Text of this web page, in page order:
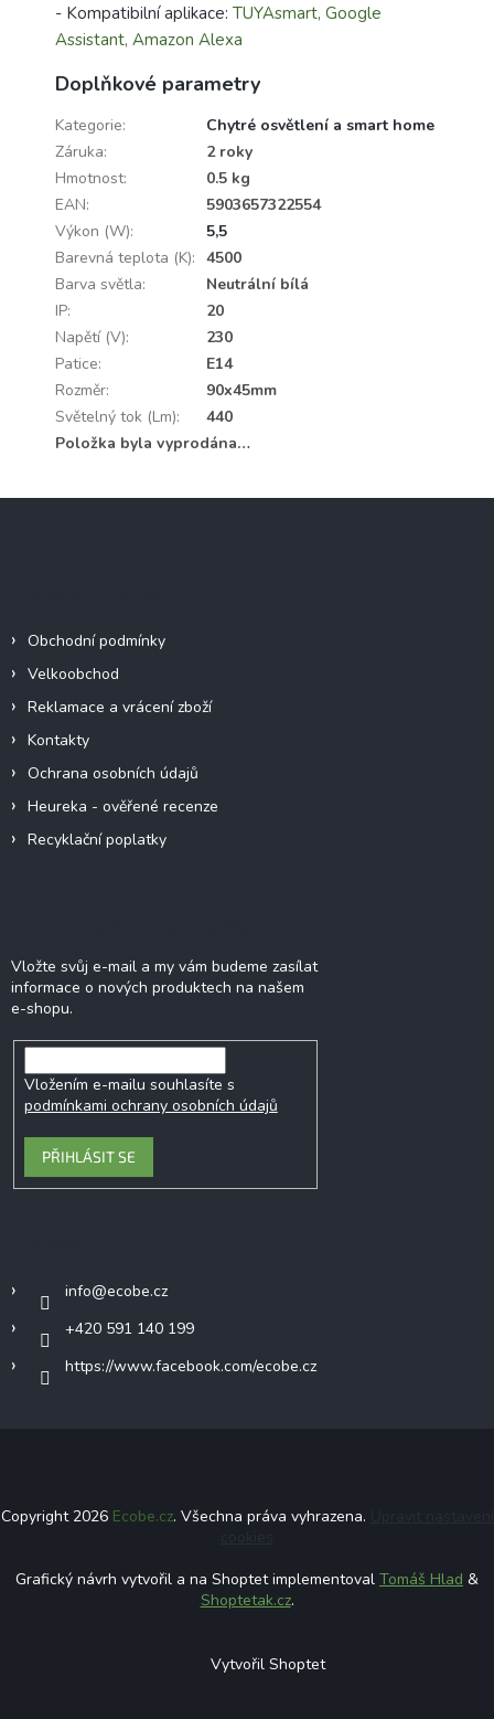
- Kompatibilní aplikace: TUYAsmart, Google
Assistant, Amazon Alexa
Doplňkové parametry
Kategorie:
Chytré osvětlení a smart home
Záruka:
2 roky
Hmotnost:
0.5 kg
EAN:
5903657322554
Výkon (W):
5,5
Barevná teplota (K): 4500
Barva světla:
Neutrální bílá
IP:
20
Napětí (V):
230
Patice:
E14
Rozměr:
90x45mm
Světelný tok (Lm):
440
Položka byla vyprodána…
Obchodní podmínky
Velkoobchod
Reklamace a vrácení zboží
Kontakty
Ochrana osobních údajů
Heureka - ověřené recenze
Recyklační poplatky
Vložte svůj e-mail a my vám budeme zasílat
informace o nových produktech na našem
e-shopu.
Vložením e-mailu souhlasíte s
podmínkami ochrany osobních údajů
PŘIHLÁSIT SE
info@ecobe.cz
+420 591 140 199
https://www.facebook.com/ecobe.cz
Copyright 2026 Ecobe.cz. Všechna práva vyhrazena.
Grafický návrh vytvořil a na Shoptet implementoval Tomáš Hlad &
Shoptetak.cz.
Vytvořil Shoptet